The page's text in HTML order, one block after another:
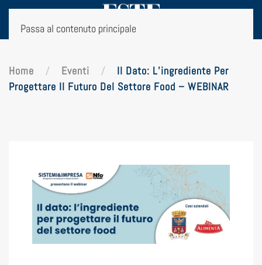
Passa al contenuto principale
Home Eventi
Il Dato: L’ingrediente Per
Progettare Il Futuro Del Settore Food – WEBINAR